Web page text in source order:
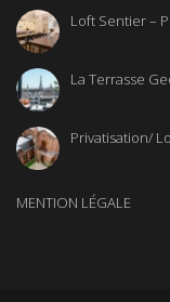
Loft Sentier –
La Terrasse
Privatisation/
MENTION LÉGALE